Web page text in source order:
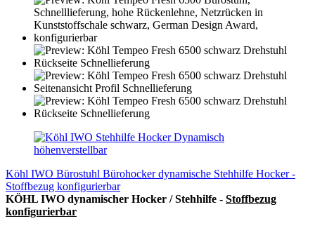
Köhl IWO Bürostuhl Bürohocker dynamische Stehhilfe Hocker -
Stoffbezug konfigurierbar
KÖHL IWO dynamischer Hocker / Stehhilfe - Stoffbezug
konfigurierbar